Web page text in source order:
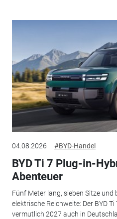
04.08.2026 #BYD-Handel
BYD Ti 7 Plug-in-
Abenteuer
Fünf Meter lang, sieben Sitze und
elektrische Reichweite: Der BYD
vermutlich 2027 auch in